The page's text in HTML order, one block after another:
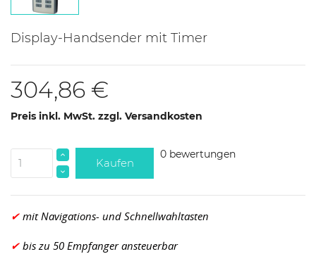
Display-Handsender mit Timer
304,86 €
Preis inkl. MwSt. zzgl. Versandkosten
Kaufen
0 bewertungen
✔ mit Navigations- und Schnellwahltasten
✔ bis zu 50 Empfanger ansteuerbar